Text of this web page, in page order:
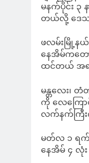
မနက်ပိုင်း ၃
တယ်လို့ ဒေသ
ဖလမ်းမြို့န
နေအိမ်ကတေ
ထင်တယ် အရ
မန္တလေး၊
ကို လေကြော
လက်နက်ကြီ
မတ်လ ၁ ရက်
နေအိမ် ၄ လုံ